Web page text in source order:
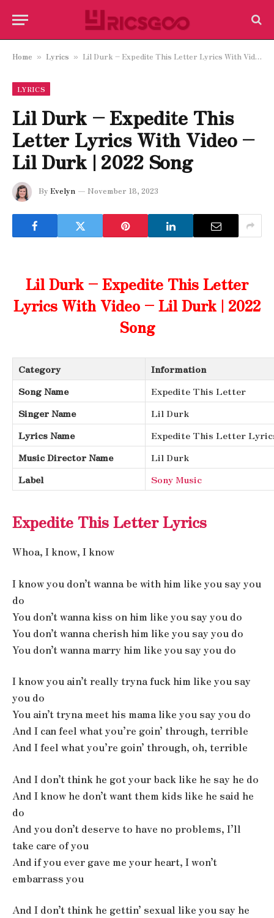
Home » Lyrics » Lil Durk – Expedite This Letter Lyrics With Video – Lil Durk | 2022 Song
LYRICS
Lil Durk – Expedite This
Letter Lyrics With Video –
Lil Durk | 2022 Song
By Evelyn November 18, 2023
Lil Durk – Expedite This Letter
Lyrics With Video – Lil Durk | 2022
Song
Category
Information
Song Name
Expedite This Letter
Singer Name
Lil Durk
Lyrics Name
Expedite This Letter
Music Director Name
Lil Durk
Label
Sony Music
Expedite This Letter Lyrics
Whoa, I know, I know
I know you don’t wanna be with him like you say you
do
You don’t wanna kiss on him like you say you do
You don’t wanna cherish him like you say you do
You don’t wanna marry him like you say you do
I know you ain’t really tryna fuck him like you say
you do
You ain’t tryna meet his mama like you say you do
And I can feel what you’re goin’ through, terrible
And I feel what you’re goin’ through, oh, terrible
And I don’t think he got your back like he say he do
And I know he don’t want them kids like he said he
do
And you don’t deserve to have no problems, I’ll
take care of you
And if you ever gave me your heart, I won’t
embarrass you
And I don’t think he gettin’ sexual like you say he